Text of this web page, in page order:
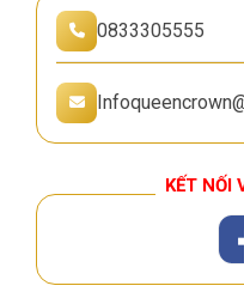
0833305555
KẾT NỐI